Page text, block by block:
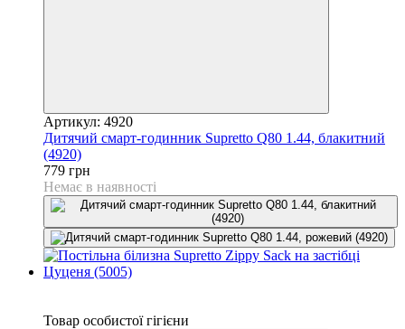
Артикул: 4920
Дитячий смарт-годинник Supretto Q80 1.44, блакитний
(4920)
779 грн
Немає в наявності
Товар особистої гігієни